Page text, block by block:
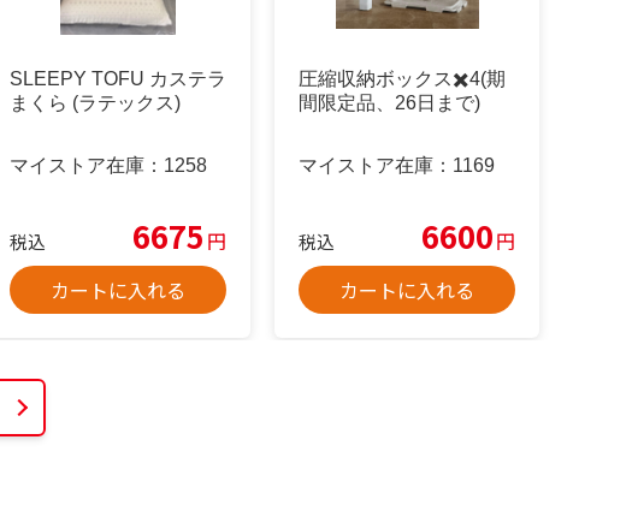
SLEEPY TOFU カステラ
まくら (ラテックス)
マイストア在庫： 1258
税込 6675 円
カートに入れる
圧縮収納ボックス✖️4(期
間限定品、26日まで)
マイストア在庫： 1169
税込 6600円
カートに入れる